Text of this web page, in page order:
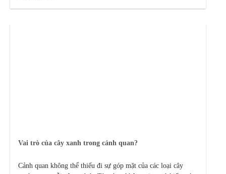
Vai trò của cây xanh trong cảnh quan?
Cảnh quan không thể thiếu đi sự góp mặt của các loại cây